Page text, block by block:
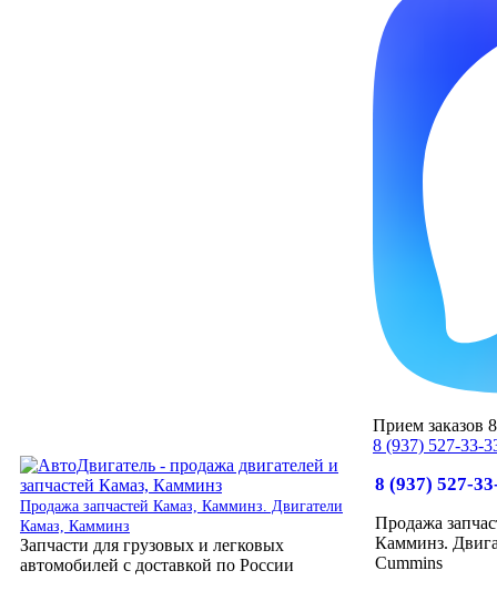
Прием заказов
8 (937) 527-33-
Продажа запчастей Камаз, Камминз. Двигатели
Камаз, Камминз
Запчасти для грузовых и легковых
автомобилей с доставкой по России
8 (937) 527-
Продажа
Камминз.
Cummins